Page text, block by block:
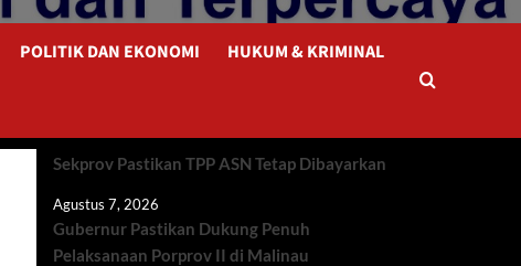
POLITIK DAN EKONOMI HUKUM & KRIMINAL
Sekprov Pastikan TPP ASN Tetap Dibayarkan
Agustus 7, 2026
Gubernur Pastikan Dukung Penuh
Pelaksanaan Porprov II di Malinau